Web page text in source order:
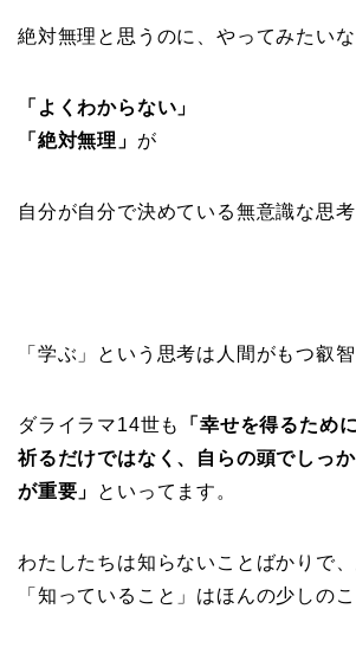
絶対無理と思うのに、やってみたいな
「よくわからない」
「絶対無理」 が
自分が自分で決めている無意識な思考
「学ぶ」という思考は人間がもつ叡智
ダライラマ14世も
「幸せを得るため
祈るだけではなく、自らの頭でしっ
が重要」
といってます。
わたしたちは知らないことばかりで
「知っていること」はほんの少しのこ